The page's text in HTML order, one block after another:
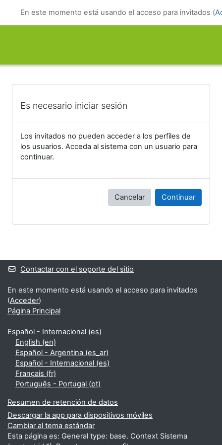
En este momento está usando el acceso para invitados (
Es necesario iniciar sesión
Los invitados no pueden acceder a los perfiles de
los usuarios. Acceda al sistema con un usuario para
continuar.
Cancelar Continuar
Bloques suplementarios
Contactar con el soporte del sitio
En este momento está usando el acceso para invitados
(Acceder)
Página Principal
Español - Internacional ‎(es)‎
English ‎(en)‎
Español - Argentina ‎(es_ar)‎
Español - Internacional ‎(es)‎
Français ‎(fr)‎
Português - Portugal ‎(pt)‎
Resumen de retención de datos
Descargar la app para dispositivos móviles
Cambiar al tema estándar
Esta página es: General type: base. Context Sistema